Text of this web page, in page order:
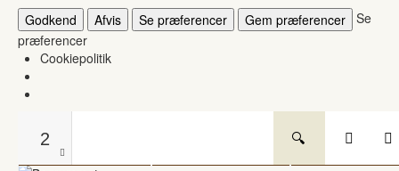
Godkend
Afvis Se præferencer Gem præferencer Se
præferencer
Cookiepolitik
2